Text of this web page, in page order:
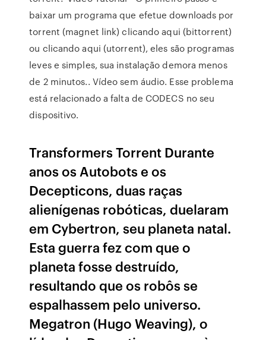
baixar um programa que efetue downloads por
torrent (magnet link) clicando aqui (bittorrent)
ou clicando aqui (utorrent), eles são programas
leves e simples, sua instalação demora menos
de 2 minutos.. Vídeo sem áudio. Esse problema
está relacionado a falta de CODECS no seu
dispositivo.
Transformers Torrent Durante
anos os Autobots e os
Decepticons, duas raças
alienígenas robóticas, duelaram
em Cybertron, seu planeta natal.
Esta guerra fez com que o
planeta fosse destruído,
resultando que os robôs se
espalhassem pelo universo.
Megatron (Hugo Weaving), o